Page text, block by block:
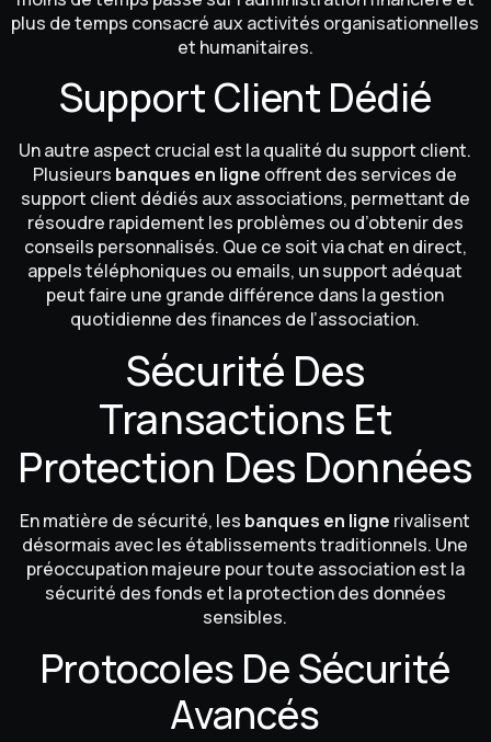
plus de temps consacré aux activités organisationnelles
et humanitaires.
Support Client Dédié
Un autre aspect crucial est la qualité du support client.
Plusieurs banques en ligne offrent des services de
support client dédiés aux associations, permettant de
résoudre rapidement les problèmes ou d’obtenir des
conseils personnalisés. Que ce soit via chat en direct,
appels téléphoniques ou emails, un support adéquat
peut faire une grande différence dans la gestion
quotidienne des finances de l’association.
Sécurité Des
Transactions Et
Protection Des Données
En matière de sécurité, les banques en ligne rivalisent
désormais avec les établissements traditionnels. Une
préoccupation majeure pour toute association est la
sécurité des fonds et la protection des données
sensibles.
Protocoles De Sécurité
Avancés